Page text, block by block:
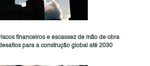
financeiros e escassez de mão de obra
para a construção global até 2030